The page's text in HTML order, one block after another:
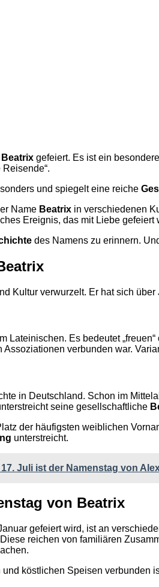
Beatrix gefeiert. Es ist ein
Reisende“.
und spiegelt eine reiche
Name Beatrix in verschiedenen
Ereignis, das mit Liebe gefeiert
des Namens zu erinnern.
Kultur verwurzelt. Er hat sich
Es bedeutet
verbunden war.
in Deutschland. Schon im
seine gesellschaftliche
der häufigsten weiblichen
unterstreicht.
Juli ist der Namenstag von
von Beatrix
gefeiert wird, ist an
reichen von familiären
köstlichen Speisen verbunden